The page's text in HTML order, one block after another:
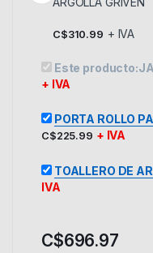
C$310.99 + IVA
Este producto:
+ IVA
PORTA ROLLO
C$225.99 + IVA
TOALLERO DE
IVA
C$696.97